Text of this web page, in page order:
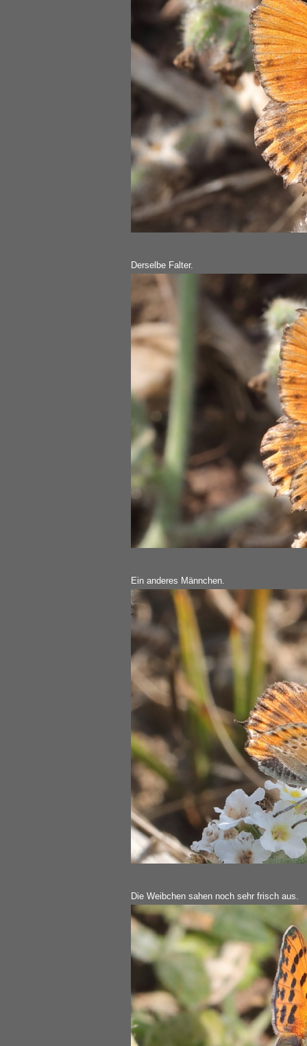
Derselbe Falter.
Ein anderes Männchen.
Die Weibchen sahen noch sehr frisch aus.